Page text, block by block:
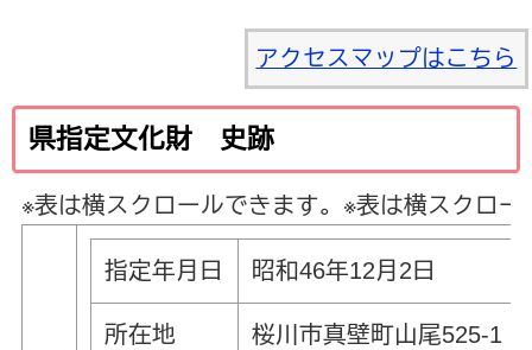
アクセスマップはこちら
県指定文化財 史跡
※表は横スクロールできます。 ※表は横スクロー
指定年月日 昭和46年12月2日
所在地 桜川市真壁町山尾525-1